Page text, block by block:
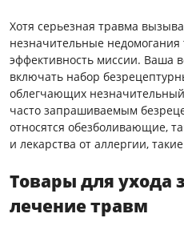
Хотя серьезная травма
незначительные недомогания
эффективность миссии. Ваша
включать набор
облегчающих
часто запрашиваемым
относятся обезболивающие,
и лекарства от аллергии,
Товары для ухода
лечение травм